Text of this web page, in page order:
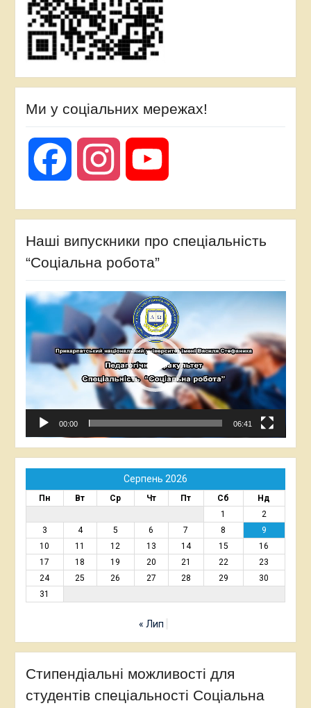
Ми у соціальних мережах!
Facebook Instagram
Наші випускники про спеціальність
“Соціальна робота”
Відеопрогравач
00:00 06:41
Серпень 2026
Пн Вт Ср Чт Пт Сб
Нд
1
2
3
4 5 6 7 8
9
10
11 12 13 14 15
16
17
18 19 20 21 22
23
24
25 26 27 28 29
30
31
« Лип
Стипендіальні можливості для
студентів спеціальності Соціальна